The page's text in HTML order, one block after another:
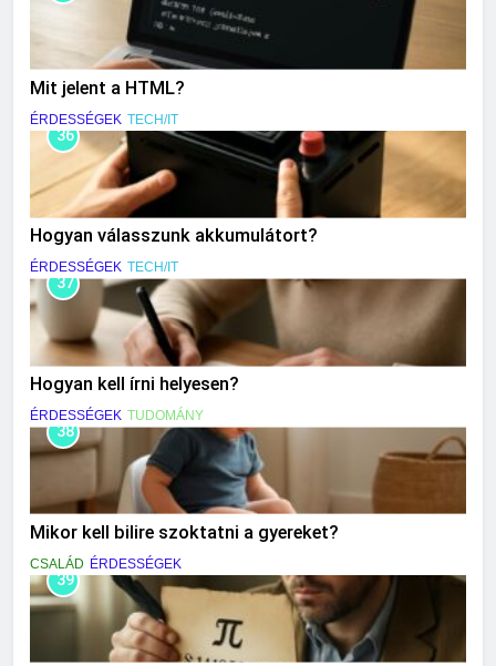
Mit jelent a HTML?
ÉRDESSÉGEK TECH/IT
36
Hogyan válasszunk akkumulátort?
ÉRDESSÉGEK TECH/IT
37
Hogyan kell írni helyesen?
ÉRDESSÉGEK TUDOMÁNY
38
Mikor kell bilire szoktatni a gyereket?
CSALÁD ÉRDESSÉGEK
39